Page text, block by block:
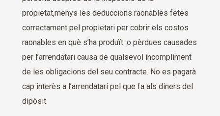
propietat,menys les deduccions raonables fetes
correctament pel propietari per cobrir els costos
raonables en què s’ha produït. o pèrdues causades
per l’arrendatari causa de qualsevol incompliment
de les obligacions del seu contracte. No es pagarà
cap interès a l’arrendatari pel que fa als diners del
dipòsit.